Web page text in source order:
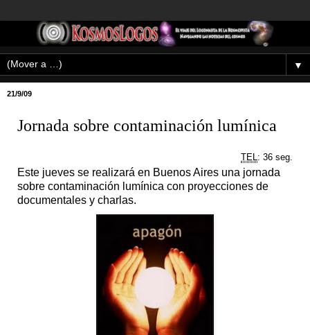
▼
21/9/09
Jornada sobre contaminación lumínica
TEL : 36 seg.
Este jueves se realizará en Buenos Aires una jornada
sobre contaminación lumínica con proyecciones de
documentales y charlas.